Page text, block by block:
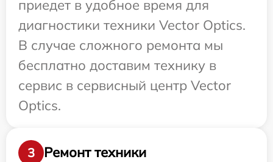
приедет в удобное время для
диагностики техники Vector Optics.
В случае сложного ремонта мы
бесплатно доставим технику в
сервис в сервисный центр Vector
Optics.
3
Ремонт техники